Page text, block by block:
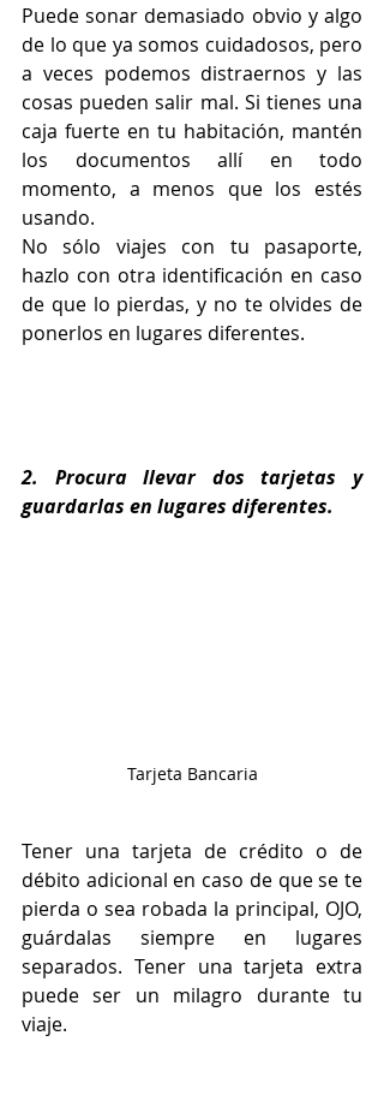
Puede sonar demasiado obvio y algo
de lo que ya somos cuidadosos, pero
a veces podemos distraernos y las
cosas pueden salir mal. Si tienes una
caja fuerte en tu habitación, mantén
los documentos allí en todo
momento, a menos que los estés
usando.
No sólo viajes con tu pasaporte,
hazlo con otra identificación en caso
de que lo pierdas, y no te olvides de
ponerlos en lugares diferentes.
2. Procura llevar dos tarjetas y
guardarlas en lugares diferentes.
Tarjeta Bancaria
Tener una tarjeta de crédito o de
débito adicional en caso de que se te
pierda o sea robada la principal, OJO,
guárdalas siempre en lugares
separados. Tener una tarjeta extra
puede ser un milagro durante tu
viaje.